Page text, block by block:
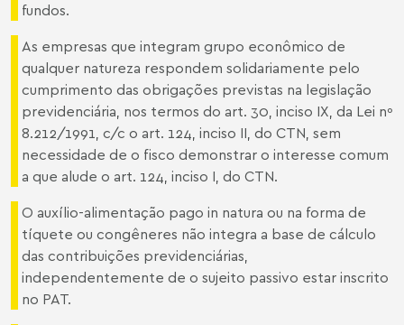
fundos.
As empresas que integram grupo econômico de
qualquer natureza respondem solidariamente pelo
cumprimento das obrigações previstas na legislação
previdenciária, nos termos do art. 30, inciso IX, da Lei nº
8.212/1991, c/c o art. 124, inciso II, do CTN, sem
necessidade de o fisco demonstrar o interesse comum
a que alude o art. 124, inciso I, do CTN.
O auxílio-alimentação pago in natura ou na forma de
tíquete ou congêneres não integra a base de cálculo
das contribuições previdenciárias,
independentemente de o sujeito passivo estar inscrito
no PAT.